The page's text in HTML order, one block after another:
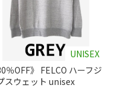
UNISEX
％OFF》 FELCO ハーフジ
スウェット unisex